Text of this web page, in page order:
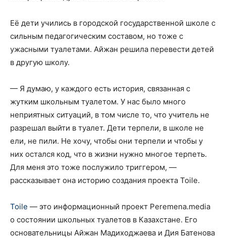
Её дети учились в городской государственной школе с
сильным педагогическим составом, но тоже с
ужасными туалетами. Айжан решила перевести детей
в другую школу.
— Я думаю, у каждого есть история, связанная с
жутким школьным туалетом. У нас было много
неприятных ситуаций, в том числе то, что учитель не
разрешал выйти в туалет. Дети терпели, в школе не
ели, не пили. Не хочу, чтобы они терпели и чтобы у
них остался код, что в жизни нужно многое терпеть.
Для меня это тоже послужило триггером, —
рассказывает она историю создания проекта Toile.
Toile — это информационный проект Peremena.media
о состоянии школьных туалетов в Казахстане. Его
основательницы Айжан Мадиходжаева и Дия Батенова